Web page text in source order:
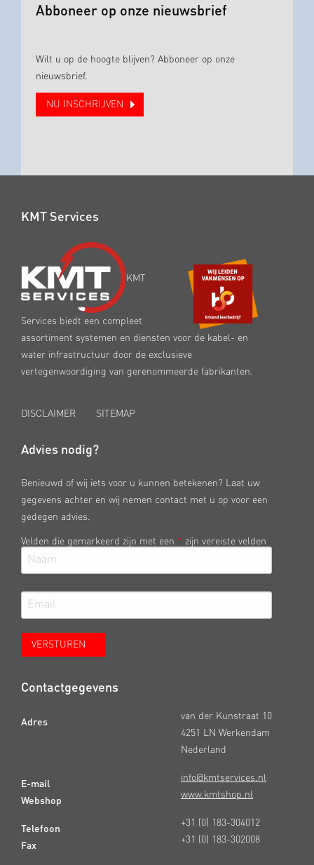
Abboneer op onze nieuwsbrief
Wilt u op de hoogte blijven? Abboneer op onze
nieuwsbrief.
NU INSCHRIJVEN
KMT Services
KMT
Services biedt een compleet
assortiment systemen en diensten voor de kabel- en
water infrastructuur door de exclusieve
vertegenwoordiging van gerenommeerde fabrikanten.
DISCLAIMER SITEMAP
Advies nodig?
Benieuwd of wij iets voor u kunnen betekenen? Laat uw
gegevens achter en wij nemen contact met u op voor een
gedegen advies.
Velden die gemarkeerd zijn met een * zijn vereiste velden
Contactgegevens
Adres
E-mail
Webshop
Telefoon
Fax
van der Kunstraat 10
4251 LN Werkendam
Nederland
info@kmtservices.nl
www.kmtshop.nl
+31 (0) 183-304012
+31 (0) 183-302008